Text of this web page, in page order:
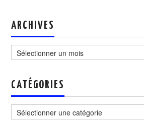
ARCHIVES
CATÉGORIES